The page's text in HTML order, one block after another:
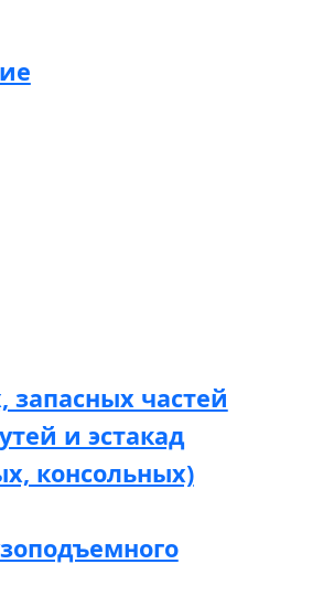
частей
и эстакад
консольных)